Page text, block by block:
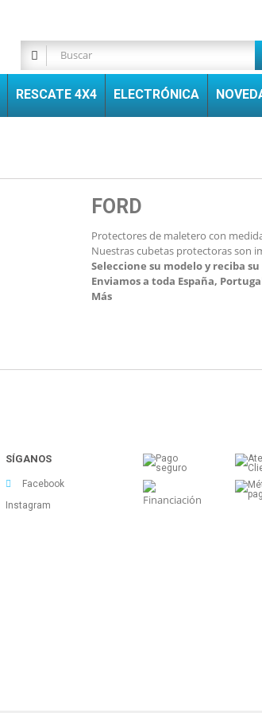
RESCATE 4X4 ELECTRÓNICA
FORD
Protectores de maletero con
Nuestras cubetas protectoras son
Seleccione su modelo y reciba
Enviamos a toda España,
Más
SÍGANOS
Facebook
Instagram